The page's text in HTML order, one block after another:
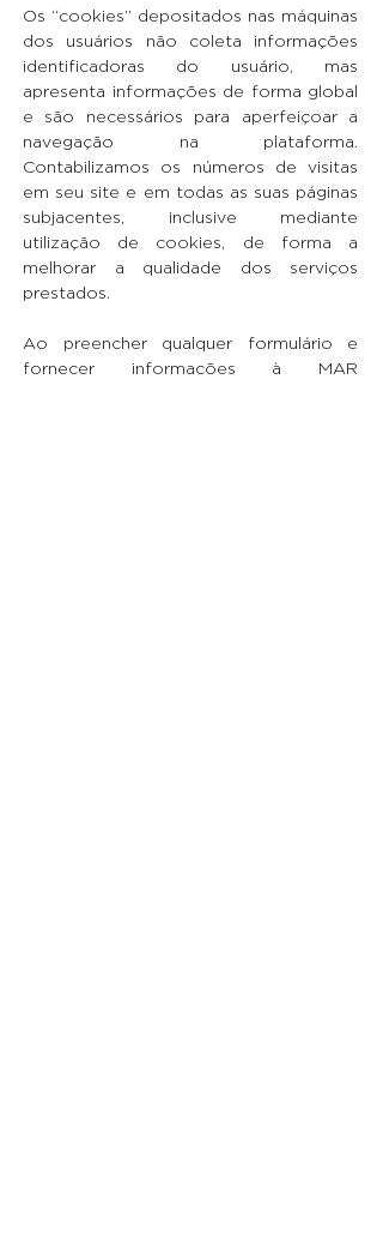
Os “cookies” depositados nas máquinas
dos usuários não coleta informações
identificadoras do usuário, mas
apresenta informações de forma global
e são necessários para aperfeiçoar a
navegação na plataforma.
Contabilizamos os números de visitas
em seu site e em todas as suas páginas
subjacentes, inclusive mediante
utilização de cookies, de forma a
melhorar a qualidade dos serviços
prestados.
Ao preencher qualquer formulário e
fornecer informações à MAR